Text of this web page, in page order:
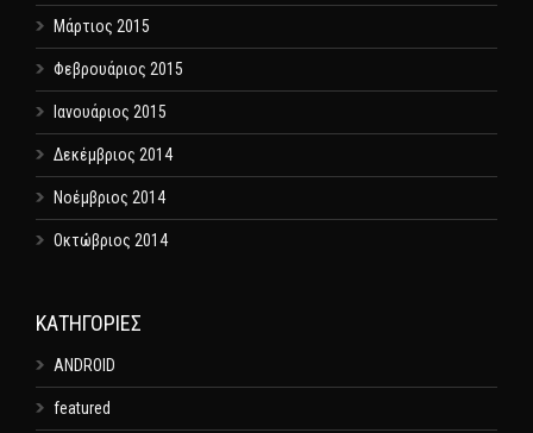
Μάρτιος 2015
Φεβρουάριος 2015
Ιανουάριος 2015
Δεκέμβριος 2014
Νοέμβριος 2014
Οκτώβριος 2014
KΑΤΗΓΟΡΊΕΣ
ANDROID
featured